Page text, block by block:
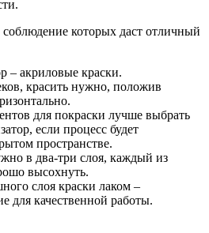
которых даст отличный
– акриловые краски.
красить нужно, положив
для покраски лучше выбрать
если процесс будет
пространстве.
в два-три слоя, каждый из
высохнуть.
слоя краски лаком –
для качественной работы.